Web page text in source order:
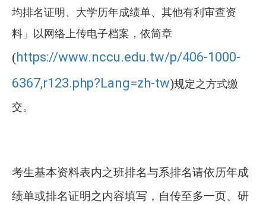
均排名证明、大学历年成绩单、其他有利审查资
料」以网络上传电子档案，依简章
(https://www.nccu.edu.tw/p/406-1000-
6367,r123.php?Lang=zh-tw)规定之方式缴
交。
考生基本资料表内之班排名与系排名请依历年成
绩单或排名证明之内容填写，自传至多一页、研